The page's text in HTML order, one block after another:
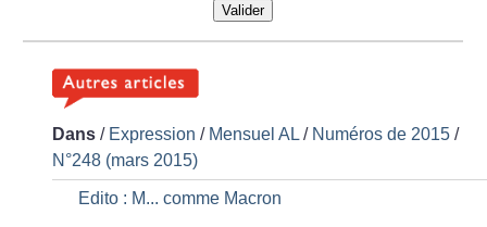
Valider
Dans / Expression / Mensuel AL / Numéros de 2015 /
N°248 (mars 2015)
Edito : M... comme Macron